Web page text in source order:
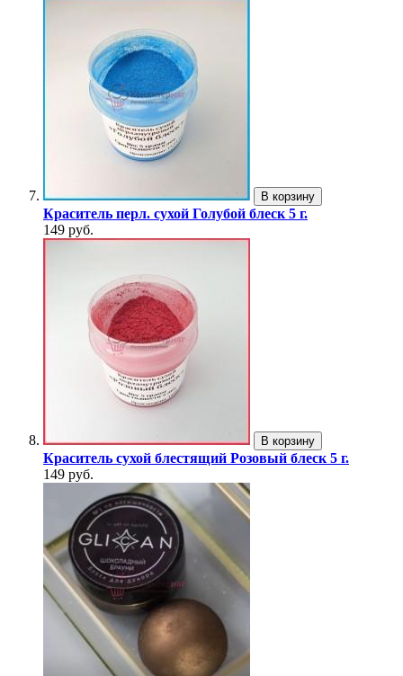
В корзину
Краситель перл. сухой Голубой блеск 5 г.
149 руб.
В корзину
Краситель сухой блестящий Розовый блеск 5 г.
149 руб.